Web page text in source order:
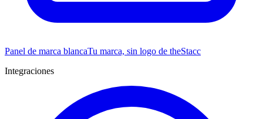
Panel de marca blancaTu marca, sin logo de theStacc
Integraciones